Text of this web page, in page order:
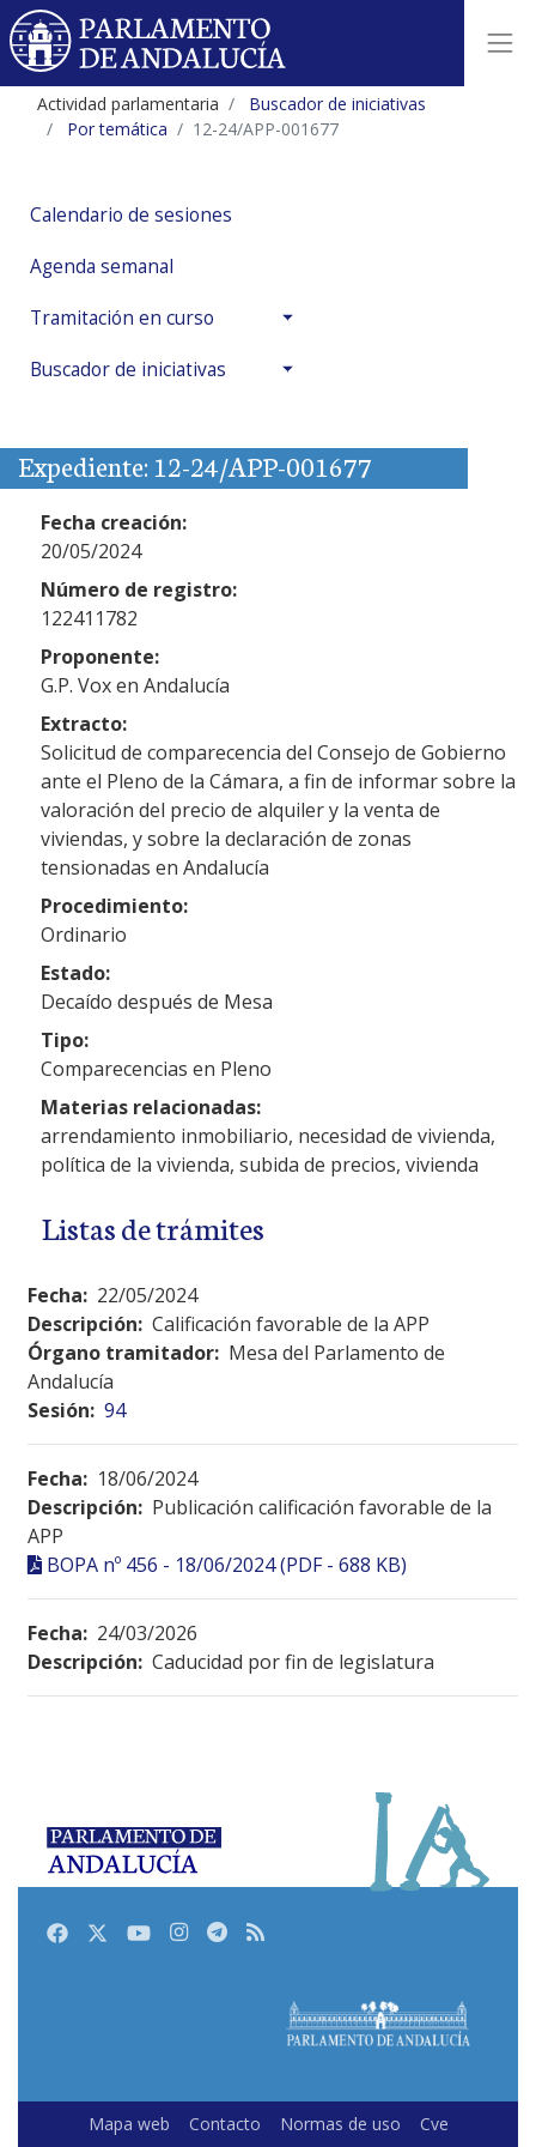
Actividad parlamentaria
Buscador de iniciativas
Por temática
12-24/APP-001677
Calendario de sesiones
Agenda semanal
Tramitación en curso
Buscador de iniciativas
Expediente: 12-24/APP-001677
Fecha creación:
20/05/2024
Número de registro:
122411782
Proponente:
G.P. Vox en Andalucía
Extracto:
Solicitud de comparecencia del Consejo de Gobierno
ante el Pleno de la Cámara, a fin de informar sobre la
valoración del precio de alquiler y la venta de
viviendas, y sobre la declaración de zonas
tensionadas en Andalucía
Procedimiento:
Ordinario
Estado:
Decaído después de Mesa
Tipo:
Comparecencias en Pleno
Materias relacionadas:
arrendamiento inmobiliario, necesidad de vivienda,
política de la vivienda, subida de precios, vivienda
Listas de trámites
Fecha: 22/05/2024
Descripción: Calificación favorable de la APP
Órgano tramitador: Mesa del Parlamento de
Andalucía
Sesión: 94
Fecha: 18/06/2024
Descripción: Publicación calificación favorable de la
APP
BOPA nº 456 - 18/06/2024 (PDF - 688 KB)
Fecha: 24/03/2026
Descripción: Caducidad por fin de legislatura
FacebookTwitterYoutubeInstagram
Telegram
RSS
Mapa web Contacto Normas de uso
Cve